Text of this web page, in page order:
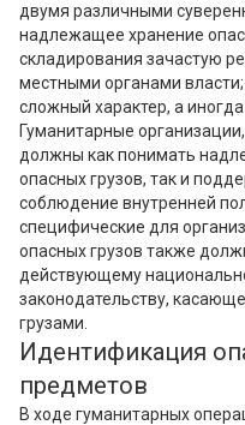
двумя различными
надлежащее хранение
складирования зачастую
местными органами
сложный характер, а иногда
Гуманитарные
должны как понимать
опасных грузов, так и
соблюдение внутренней
специфические для
опасных грузов также
действующему
законодательству,
грузами.
Идентификация
предметов
В ходе гуманитарных